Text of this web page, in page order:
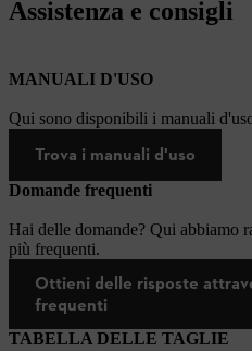
Assistenza e consigli
MANUALI D'USO
Qui sono disponibili i manuali
Trova i manuali d'uso
Domande frequenti
Hai delle domande? Qui abbiamo
più frequenti.
Ottieni delle risposte
frequenti
TABELLA DELLE TAGLIE